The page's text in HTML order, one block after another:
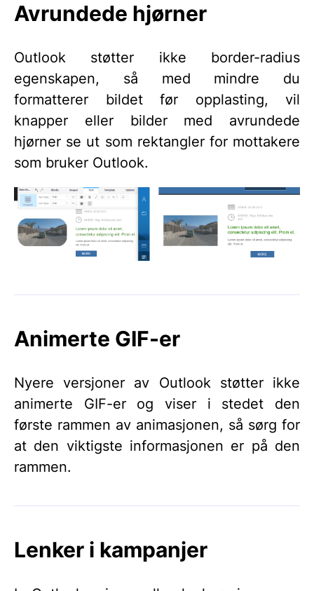
Avrundede hjørner
Outlook støtter ikke border-radius
egenskapen, så med mindre du
formatterer bildet før opplasting, vil
knapper eller bilder med avrundede
hjørner se ut som rektangler for mottakere
som bruker Outlook.
Animerte GIF-er
Nyere versjoner av Outlook støtter ikke
animerte GIF-er og viser i stedet den
første rammen av animasjonen, så sørg for
at den viktigste informasjonen er på den
rammen.
Lenker i kampanjer